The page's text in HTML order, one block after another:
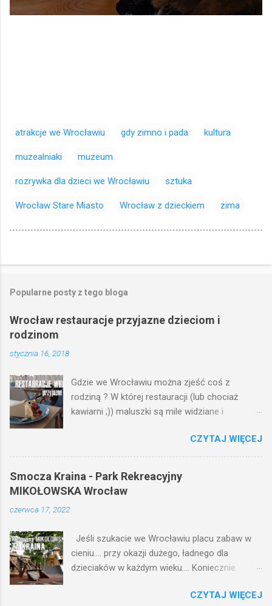
atrakcje we Wrocławiu gdy zimno i pada kultura
muzealniaki muzeum
rozrywka dla dzieci we Wrocławiu sztuka
Wrocław Stare Miasto Wrocław z dzieckiem zima
Popularne posty z tego bloga
Wrocław restauracje przyjazne dzieciom i
rodzinom
stycznia 16, 2018
Gdzie we Wrocławiu można zjeść coś z
rodziną ? W której restauracji (lub chociaż
kawiarni ;)) maluszki są mile widziane i
krzesełko do karmienia, przewijak lub dziecięce
menu ?
CZYTAJ WIĘCEJ
Smocza Kraina - Park Rekreacyjny
MIKOŁOWSKA Wrocław
czerwca 17, 2022
Jeśli szukacie we Wrocławiu placu zabaw w
cieniu.... przy okazji dużego, ładnego dla
dzieciaków w każdym wieku.... Koniecznie
Wrocławia do Parku Rekreacyjnego Mikołowksa
CZYTAJ WIĘCEJ